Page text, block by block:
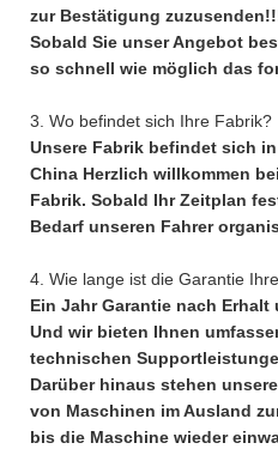
zur Bestätigung
Sobald Sie unser Angebot
so schnell wie möglich das
3. Wo befindet sich Ihre Fabrik?
Unsere Fabrik befindet sich
China Herzlich willkommen
Fabrik. Sobald Ihr Zeitplan
Bedarf unseren Fahrer
4. Wie lange ist die Garantie
Ein Jahr Garantie nach
Und wir bieten Ihnen
technischen
Darüber hinaus stehen
von Maschinen im Ausland
bis die Maschine wieder